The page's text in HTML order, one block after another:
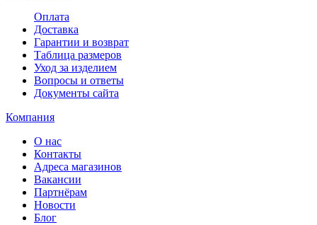
Оплата
Доставка
Гарантии и возврат
Таблица размеров
Уход за изделием
Вопросы и ответы
Документы сайта
Компания
О нас
Контакты
Адреса магазинов
Вакансии
Партнёрам
Новости
Блог